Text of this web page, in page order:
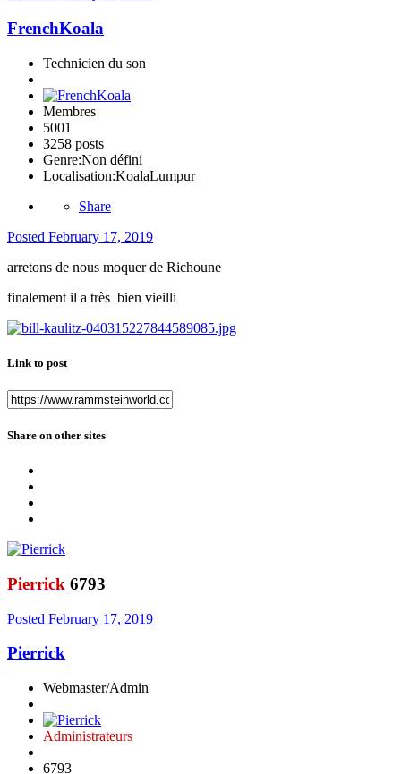
FrenchKoala
Technicien du son
Membres
5001
3258 posts
Genre:Non défini
Localisation:KoalaLumpur
Share
Posted February 17, 2019
arretons de nous moquer de Richoune
finalement il a très bien vieilli
Link to post
Share on other sites
Pierrick 6793
Posted February 17, 2019
Pierrick
Webmaster/Admin
Administrateurs
6793